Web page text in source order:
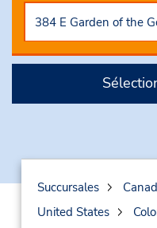
Succursales
United States